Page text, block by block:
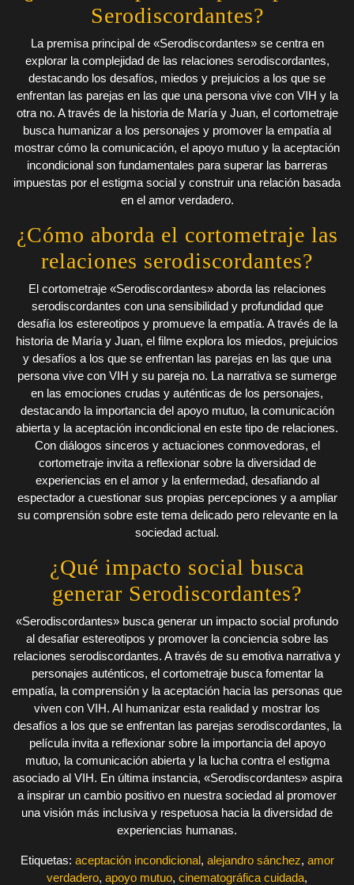
Serodiscordantes?
La premisa principal de «Serodiscordantes» se centra en
explorar la complejidad de las relaciones serodiscordantes,
destacando los desafíos, miedos y prejuicios a los que se
enfrentan las parejas en las que una persona vive con VIH y la
otra no. A través de la historia de María y Juan, el cortometraje
busca humanizar a los personajes y promover la empatía al
mostrar cómo la comunicación, el apoyo mutuo y la aceptación
incondicional son fundamentales para superar las barreras
impuestas por el estigma social y construir una relación basada
en el amor verdadero.
¿Cómo aborda el cortometraje las
relaciones serodiscordantes?
El cortometraje «Serodiscordantes» aborda las relaciones
serodiscordantes con una sensibilidad y profundidad que
desafía los estereotipos y promueve la empatía. A través de la
historia de María y Juan, el filme explora los miedos, prejuicios
y desafíos a los que se enfrentan las parejas en las que una
persona vive con VIH y su pareja no. La narrativa se sumerge
en las emociones crudas y auténticas de los personajes,
destacando la importancia del apoyo mutuo, la comunicación
abierta y la aceptación incondicional en este tipo de relaciones.
Con diálogos sinceros y actuaciones conmovedoras, el
cortometraje invita a reflexionar sobre la diversidad de
experiencias en el amor y la enfermedad, desafiando al
espectador a cuestionar sus propias percepciones y a ampliar
su comprensión sobre este tema delicado pero relevante en la
sociedad actual.
¿Qué impacto social busca
generar Serodiscordantes?
«Serodiscordantes» busca generar un impacto social profundo
al desafiar estereotipos y promover la conciencia sobre las
relaciones serodiscordantes. A través de su emotiva narrativa y
personajes auténticos, el cortometraje busca fomentar la
empatía, la comprensión y la aceptación hacia las personas que
viven con VIH. Al humanizar esta realidad y mostrar los
desafíos a los que se enfrentan las parejas serodiscordantes, la
película invita a reflexionar sobre la importancia del apoyo
mutuo, la comunicación abierta y la lucha contra el estigma
asociado al VIH. En última instancia, «Serodiscordantes» aspira
a inspirar un cambio positivo en nuestra sociedad al promover
una visión más inclusiva y respetuosa hacia la diversidad de
experiencias humanas.
Etiquetas: aceptación incondicional, alejandro sánchez, amor
verdadero, apoyo mutuo, cinematográfica cuidada,